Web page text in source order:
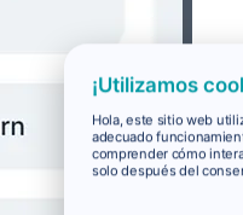
¡Utilizamos
Hola, este sitio web
adecuado
comprender cómo
solo después del